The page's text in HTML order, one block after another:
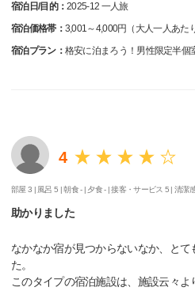
宿泊日/目的：2025-12 一人旅
宿泊価格帯： 3,001～4,000円（大人一人あた
宿泊プラン： 格安に泊まろう！男性限定半個
4
部屋 3 | 風呂 5 |朝食 - | 夕食 - |接客・サービス 5 |清潔
助かりました
なかなか宿が見つからないなか、と
た。
このタイプの宿泊施設は、施設云々